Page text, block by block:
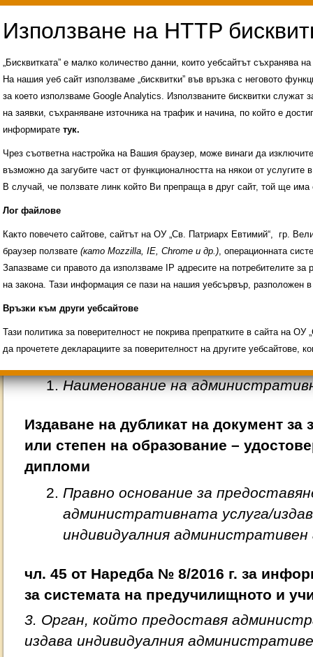
Свободни места за ученици
ИНОВАЦИЯ 2026
Олимпиади 2025/2026
Наименование на
Издаване на дубликат на документ за
или степен на образование –
дипломи
Правно основание за
административната услуга/
индивидуалния
чл. 45 от Наредба № 8/2016 г. за
за системата на предучилищното и
3. Орган, който предоставя
издава индивидуалния
„Бисквитката” е малко количество данни, които уебсайтът съхранява
На нашия уеб сайт използваме „бисквитки” във връзка с неговото
за което използваме Google Analytics. Използваните бисквитки служат
на заявки, съхраняване източника на трафик и начина, по който е
информирате тук.
Чрез съответна настройка на Вашия браузер, може винаги да
възможно да загубите част от функционалността на някои от услугите
В случай, че ползвате линк който Ви препраща в друг сайт, той ще има
Лог файлове
Както повечето сайтове, сайтът на ОУ „Св. Патриарх Евтимий“, гр.
браузер ползвате (като Mozzilla, IE, Chrome и др.), операционната
Запазваме си правото да използваме IP адресите на потребителите
на закона. Тази информация се пази на нашия уебсървър,
Връзки към други уебсайтове
Тази политика за поверителност не покрива препратките в сайта на
да прочетете декларациите за поверителност на другите уебсайтове,